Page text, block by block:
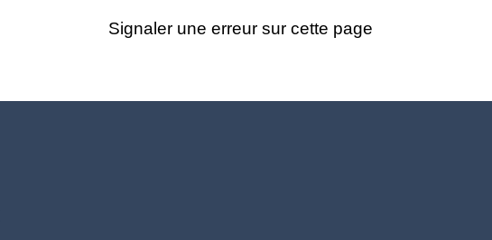
Signaler une erreur sur cette page